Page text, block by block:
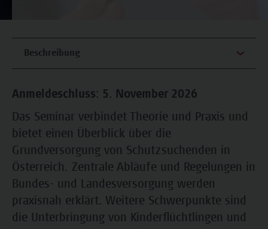
Beschreibung
Anmeldeschluss: 5. November 2026
Das Seminar verbindet Theorie und Praxis und
bietet einen Überblick über die
Grundversorgung von Schutzsuchenden in
Österreich. Zentrale Abläufe und Regelungen in
Bundes- und Landesversorgung werden
praxisnah erklärt. Weitere Schwerpunkte sind
die Unterbringung von Kinderflüchtlingen und